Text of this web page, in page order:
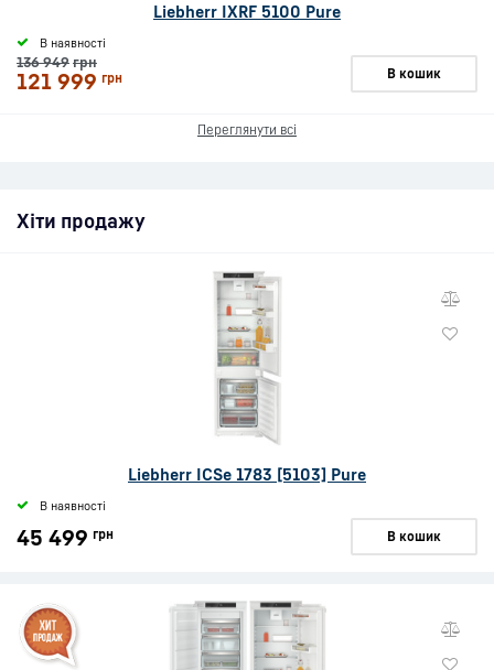
Liebherr IXRF 5100 Pure
В наявності
136 949грн
121 999 грн В кошик
Переглянути всі
Хіти продажу
Liebherr ICSe 1783 [5103] Pure
В наявності
45 499 грн В кошик